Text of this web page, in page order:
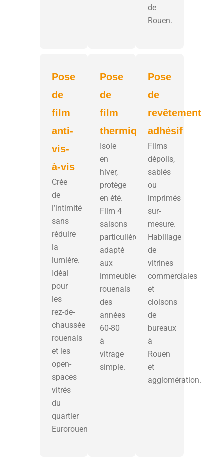
de
Rouen.
Pose
de
film
anti-
vis-
à-vis
Crée
de
l’intimité
sans
réduire
la
lumière.
Idéal
pour
les
rez-de-
chaussée
rouenais
et les
open-
spaces
vitrés
du
quartier
Eurorouen.
Pose
de
film
thermique
Isole
en
hiver,
protège
en été.
Film 4
saisons
particulièrement
adapté
aux
immeubles
rouenais
des
années
60-80
à
vitrage
simple.
Pose
de
revêtement
adhésif
Films
dépolis,
sablés
ou
imprimés
sur-
mesure.
Habillage
de
vitrines
commerciales
et
cloisons
de
bureaux
à
Rouen
et
agglomération.